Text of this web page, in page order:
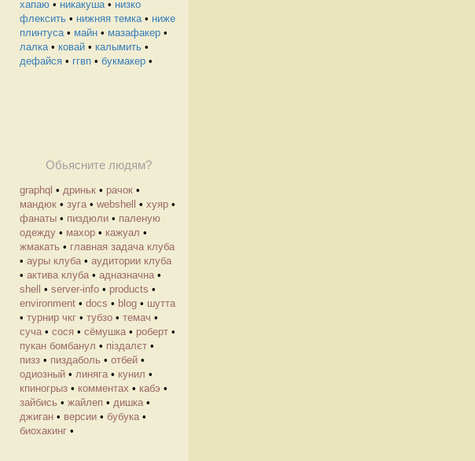
хапаю • никакуша• низко
флексить • нижняя темка• ниже
плинтуса• майн • мазафакер •
лалка• ковай • калымить •
дефайся • ггвп • букмакер •
Обьясните людям?
graphql • дриньк • рачок •
мандюк • зуга • webshell • хуяр •
фанаты • пиздюли • паленую
одежду • махор • кажуал •
жмакать • главная задача клуба
• ауры клуба • аудитории клуба
• актива клуба • адназначна •
shell
• server-info • products •
environment • docs • blog • шутта
• турнир чкг • тубзо • темач •
суча • сося • сёмушка • роберт •
пукан бомбанул • піздалєт •
пизз • пиздаболь • отбей •
одиозный • линяга • кунил •
кпиногрыз • комментах • кабэ •
зайбись • жайлеп • дишка •
джиган • версии • бубука •
биохакинг •